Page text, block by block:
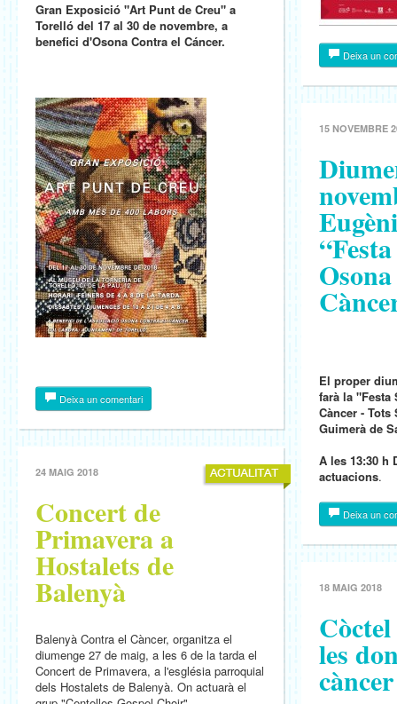
Gran Exposició "Art Punt de Creu" a
Torelló del 17 al 30 de novembre, a
benefici d'Osona Contra el Cáncer.
Deixa un comentari
24 MAIG 2018
Concert de
Primavera a
Hostalets de
Balenyà
Balenyà Contra el Càncer, organitza el
diumenge 27 de maig, a les 6 de la tarda el
Concert de Primavera, a l'església parroquial
dels Hostalets de Balenyà. On actuarà el
Deixa un
15 NOVEMBRE
El proper
farà la "Festa
Càncer - Tots
Guimerà de
A les 13:30 h
actuacions.
Deixa un
18 MAIG 2018
les